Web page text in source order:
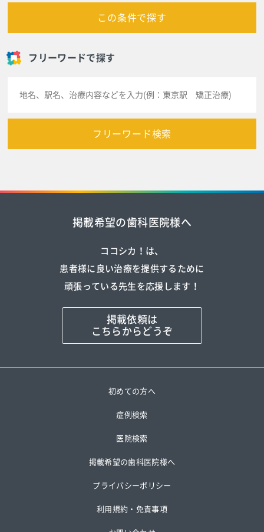
この条件で探す
フリーワードで探す
フリーワード検索
掲載希望の歯科医院様へ
ココシカ！は、
患者様に良い治療を提供するために
頑張っている先生を応援します！
掲載依頼は
こちらからどうぞ
初めての方へ
症例検索
医院検索
掲載希望の歯科医院様へ
プライバシーポリシー
利用規約・免責事項